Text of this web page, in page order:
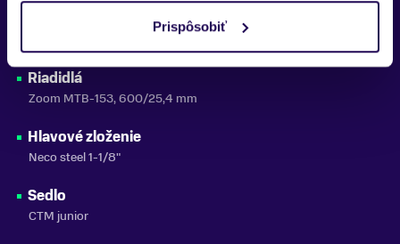
Prispôsobiť
Riadidlá
Zoom MTB-153, 600/25,4 mm
Hlavové zloženie
Neco steel 1-1/8"
Sedlo
CTM junior